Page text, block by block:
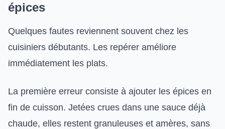
épices
Quelques fautes reviennent souvent chez les
cuisiniers débutants. Les repérer améliore
immédiatement les plats.
La première erreur consiste à ajouter les épices en
fin de cuisson. Jetées crues dans une sauce déjà
chaude, elles restent granuleuses et amères, sans